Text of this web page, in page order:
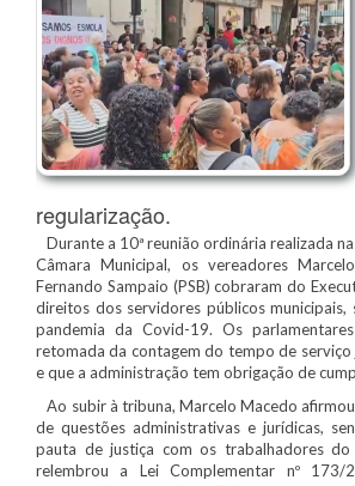
regularização.
Durante a 10ª reunião ordinária realizada
Câmara Municipal, os vereadores
Fernando Sampaio (PSB) cobraram do
direitos dos servidores públicos municipais,
pandemia da Covid-19. Os
retomada da contagem do tempo de
e que a administração tem obrigação de
Ao subir à tribuna, Marcelo Macedo
de questões administrativas e jurídicas,
pauta de justiça com os trabalhadores do
relembrou a Lei Complementar nº 173/